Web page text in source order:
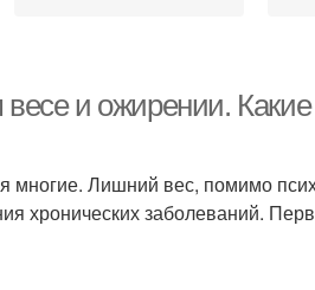
и ожирении.
Лишний вес, помимо
хронических заболеваний.